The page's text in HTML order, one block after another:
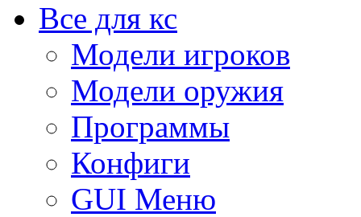
Все для кс
Модели игроков
Модели оружия
Программы
Конфиги
GUI Меню